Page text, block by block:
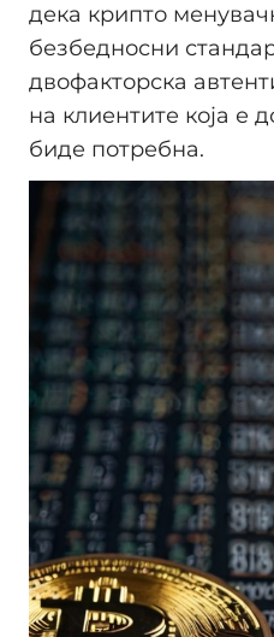
дека крипто
безбедносни
двофакторска
на клиентите која е
биде потребна.